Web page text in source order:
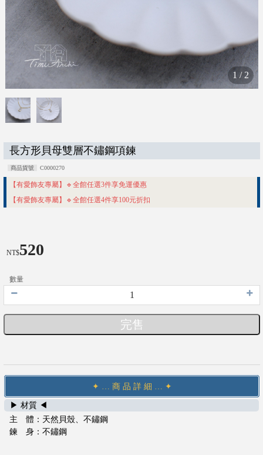
會
1 / 2
長方形貝母雙層不鏽鋼項鍊
【有愛飾友專屬】🔹全館任選3件享免運優惠
【有愛飾友專屬】🔹全館任選4件享100元折扣
商品貨號 C0000270
NT$520
數量
完售
✦ … 商 品 詳 細 … ✦
▶ 材質 ◀
主 體：天然貝殼、不鏽鋼
鍊 身：不鏽鋼